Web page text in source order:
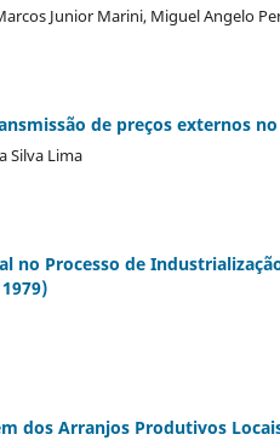
Junior Marini, Miguel Angelo
de preços externos
Silva Lima
no Processo de
dos Arranjos Produtivos